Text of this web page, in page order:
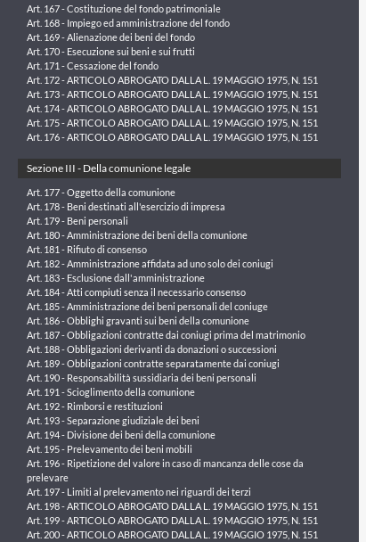
Art. 167 - Costituzione del fondo patrimoniale
Art. 168 - Impiego ed amministrazione del fondo
Art. 169 - Alienazione dei beni del fondo
Art. 170 - Esecuzione sui beni e sui frutti
Art. 171 - Cessazione del fondo
Art. 172 - ARTICOLO ABROGATO DALLA L. 19 MAGGIO 1975, N. 151
Art. 173 - ARTICOLO ABROGATO DALLA L. 19 MAGGIO 1975, N. 151
Art. 174 - ARTICOLO ABROGATO DALLA L. 19 MAGGIO 1975, N. 151
Art. 175 - ARTICOLO ABROGATO DALLA L. 19 MAGGIO 1975, N. 151
Art. 176 - ARTICOLO ABROGATO DALLA L. 19 MAGGIO 1975, N. 151
Sezione III - Della comunione legale
Art. 177 - Oggetto della comunione
Art. 178 - Beni destinati all'esercizio di impresa
Art. 179 - Beni personali
Art. 180 - Amministrazione dei beni della comunione
Art. 181 - Rifiuto di consenso
Art. 182 - Amministrazione affidata ad uno solo dei coniugi
Art. 183 - Esclusione dall'amministrazione
Art. 184 - Atti compiuti senza il necessario consenso
Art. 185 - Amministrazione dei beni personali del coniuge
Art. 186 - Obblighi gravanti sui beni della comunione
Art. 187 - Obbligazioni contratte dai coniugi prima del matrimonio
Art. 188 - Obbligazioni derivanti da donazioni o successioni
Art. 189 - Obbligazioni contratte separatamente dai coniugi
Art. 190 - Responsabilità sussidiaria dei beni personali
Art. 191 - Scioglimento della comunione
Art. 192 - Rimborsi e restituzioni
Art. 193 - Separazione giudiziale dei beni
Art. 194 - Divisione dei beni della comunione
Art. 195 - Prelevamento dei beni mobili
Art. 196 - Ripetizione del valore in caso di mancanza delle cose da
prelevare
Art. 197 - Limiti al prelevamento nei riguardi dei terzi
Art. 198 - ARTICOLO ABROGATO DALLA L. 19 MAGGIO 1975, N. 151
Art. 199 - ARTICOLO ABROGATO DALLA L. 19 MAGGIO 1975, N. 151
Art. 200 - ARTICOLO ABROGATO DALLA L. 19 MAGGIO 1975, N. 151